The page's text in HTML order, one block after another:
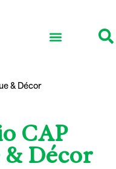
& Décor
CAP
& Décor